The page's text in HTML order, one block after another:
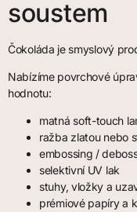
soustem
Čokoláda je smyslový
Nabízíme povrchové
hodnotu:
matná soft-touch
ražba zlatou nebo
embossing /
selektivní UV lak
stuhy, vložky a
prémiové papíry a